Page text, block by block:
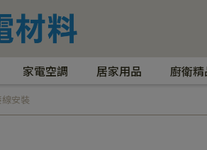
家電空調 居家用品 廚衛精
線安裝